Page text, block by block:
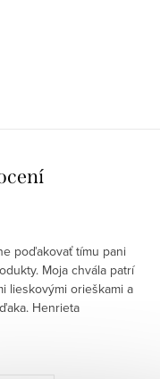
poďakovať tímu pani
Moja chvála patrí
lieskovými orieškami a
Henrieta